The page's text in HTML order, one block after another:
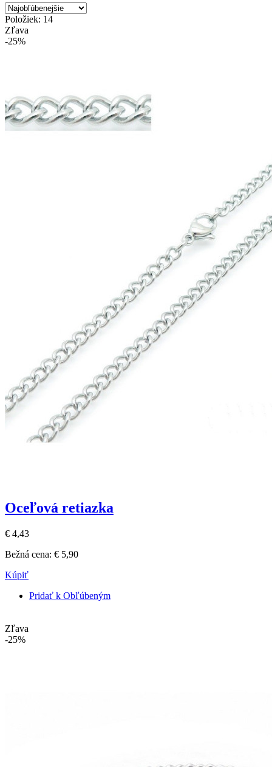
Položiek: 14
Zľava
-25%
Oceľová retiazka
€ 4,43
Bežná cena: € 5,90
Kúpiť
Pridať k Obľúbeným
Zľava
-25%